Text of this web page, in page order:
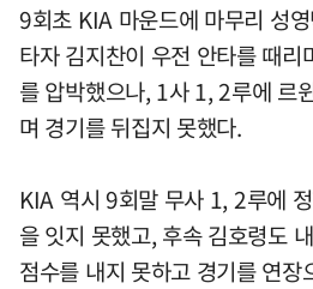
9회초 KIA 마운드에 마무리 성
타자 김지찬이 우전 안타를 때
를 압박했으나, 1사 1, 2루에 르
며 경기를 뒤집지 못했다.
KIA 역시 9회말 무사 1, 2루에
을 잇지 못했고, 후속 김호령도
점수를 내지 못하고 경기를 연장